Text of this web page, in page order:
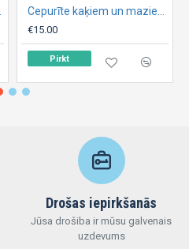
€15.00
Pirkt
Drošas iepirkšanās
Jūsa drošiba ir mūsu galvenais
uzdevums